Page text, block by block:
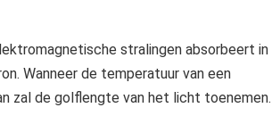
stralingen absorbeert in
Wanneer de temperatuur van een
zal de golflengte van het licht toenemen.